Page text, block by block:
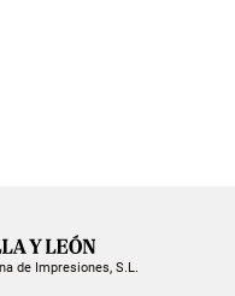
de Impresiones, S.L.